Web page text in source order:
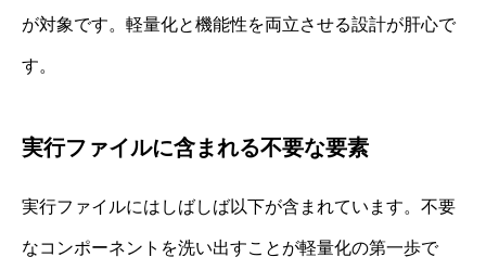
が対象です。軽量化と機能性を両立させる設計が肝心で
す。
実行ファイルに含まれる不要な要素
実行ファイルにはしばしば以下が含まれています。不要
なコンポーネントを洗い出すことが軽量化の第一歩で